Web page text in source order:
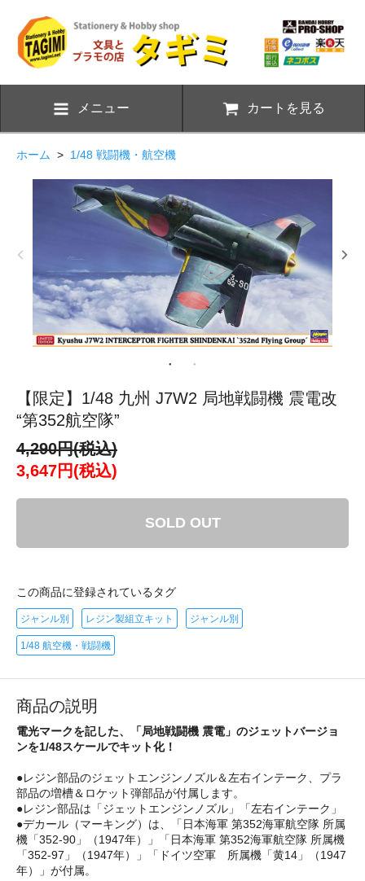
メニュー カートを見る
ホーム > 1/48 戦闘機・航空機
【限定】1/48 九州 J7W2 局地戦闘機 震電改
“第352航空隊”
4,290円(税込)
3,647円(税込)
SOLD OUT
この商品に登録されているタグ
ジャンル別 レジン製組立キット ジャンル別
1/48 航空機・戦闘機
商品の説明
電光マークを記した、「局地戦闘機 震電」のジェットバージョ
ンを1/48スケールでキット化！
●レジン部品のジェットエンジンノズル＆左右インテーク、プラ
部品の増槽＆ロケット弾部品が付属します。
●レジン部品は「ジェットエンジンノズル」「左右インテーク」
●デカール（マーキング）は、「日本海軍 第352海軍航空隊 所属
機「352-90」（1947年）」「日本海軍 第352海軍航空隊 所属機
「352-97」（1947年）」「ドイツ空軍 所属機「黄14」（1947
年）」が付属。